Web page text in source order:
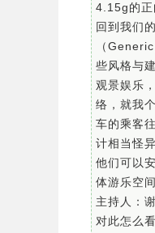
4.15g的正
回到我们
（
些风格与
观景娱乐
络，就我
车的乘客
计相当怪
他们可以
体游乐空间
主持人：
对此怎么